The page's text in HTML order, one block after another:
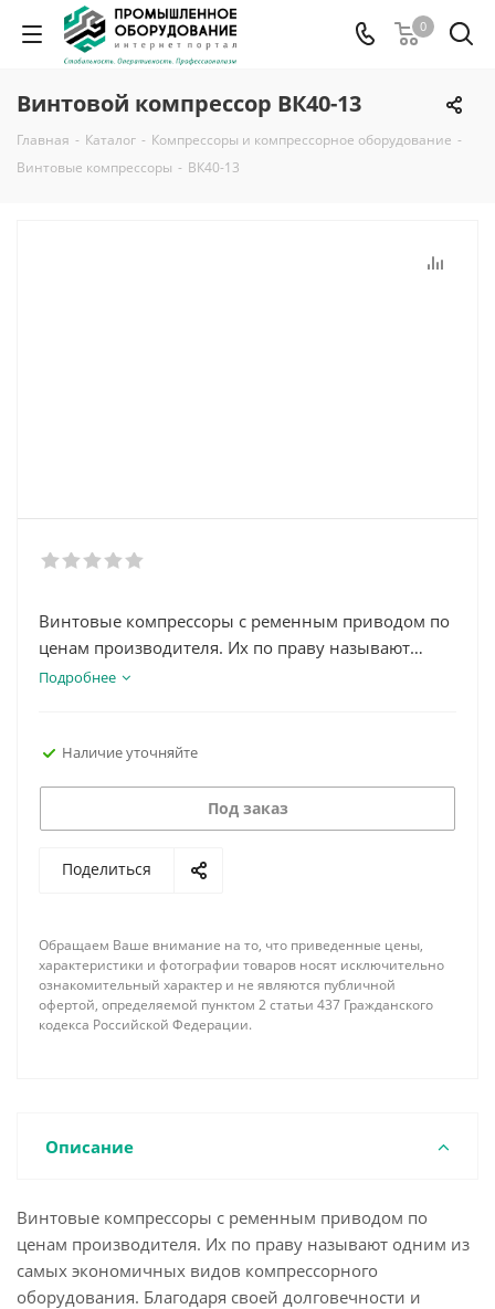
0
Винтовой компрессор ВК40-13
Главная - Каталог - Компрессоры и компрессорное оборудование -
Винтовые компрессоры - ВК40-13
Винтовые компрессоры с ременным приводом по
ценам производителя. Их по праву называют
одним из самых экономичных видов
энергопотреблению компрессоры активно
автоматическая система контроля позволяет им
долгое время работать в бесперебойном режиме.
Подробнее
Наличие уточняйте
Под заказ
Поделиться
Обращаем Ваше внимание на то, что приведенные цены,
характеристики и фотографии товаров носят исключительно
ознакомительный характер и не являются публичной
офертой, определяемой пунктом 2 статьи 437 Гражданского
кодекса Российской Федерации.
Описание
Винтовые компрессоры с ременным приводом по
ценам производителя. Их по праву называют одним из
самых экономичных видов компрессорного
оборудования. Благодаря своей долговечности и